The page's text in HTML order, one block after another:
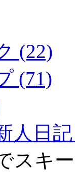
(22)
(71)
人日
スキー